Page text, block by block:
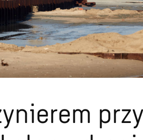
przy